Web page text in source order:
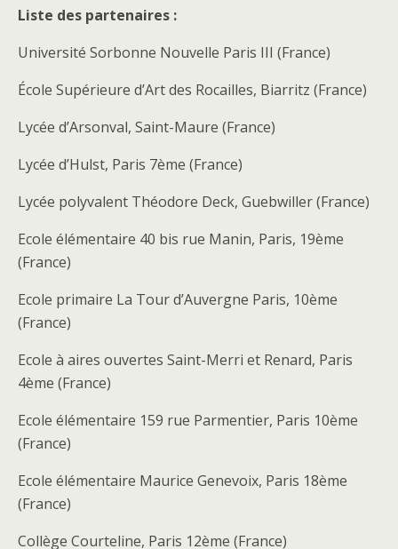
Liste des partenaires :
Université Sorbonne Nouvelle Paris III (France)
École Supérieure d’Art des Rocailles, Biarritz (France)
Lycée d’Arsonval, Saint-Maure (France)
Lycée d’Hulst, Paris 7ème (France)
Lycée polyvalent Théodore Deck, Guebwiller (France)
Ecole élémentaire 40 bis rue Manin, Paris, 19ème
(France)
Ecole primaire La Tour d’Auvergne Paris, 10ème
(France)
Ecole à aires ouvertes Saint-Merri et Renard, Paris
4ème (France)
Ecole élémentaire 159 rue Parmentier, Paris 10ème
(France)
Ecole élémentaire Maurice Genevoix, Paris 18ème
(France)
Collège Courteline, Paris 12ème (France)